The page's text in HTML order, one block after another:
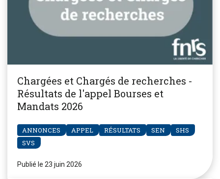
Chargées et Chargés de recherches -
Résultats de l'appel Bourses et
Mandats 2026
ANNONCES APPEL RÉSULTATS SEN
SHS
SVS
Publié le 23 juin 2026